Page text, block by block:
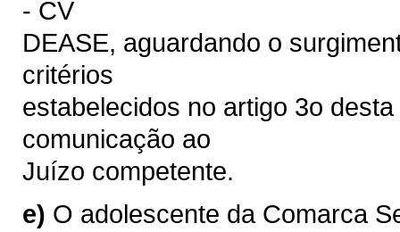
- CV
DEASE, aguardando o
critérios
estabelecidos no artigo 3o
comunicação ao
Juízo competente.
e) O adolescente da Comarca